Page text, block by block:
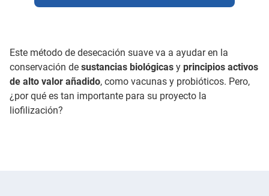
Este método de desecación suave va a ayudar en la
conservación de sustancias biológicas y principios activos
de alto valor añadido, como vacunas y probióticos. Pero,
¿por qué es tan importante para su proyecto la
liofilización?